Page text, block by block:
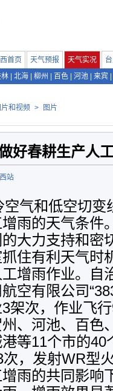
首页 天气预报 天气实况
北海 柳州 百色 河池 来宾
和视频 > 图片
好春耕生产人
站
气和低空切变
雨的天气条件
大力支持和密
住有利天气时
增雨作业。自
空有限公司
架次，作业飞
、河池、百色
等11个市的40
，发射WR型
雨的共同影响